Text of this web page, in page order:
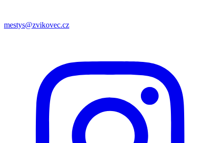
mestys@zvikovec.cz